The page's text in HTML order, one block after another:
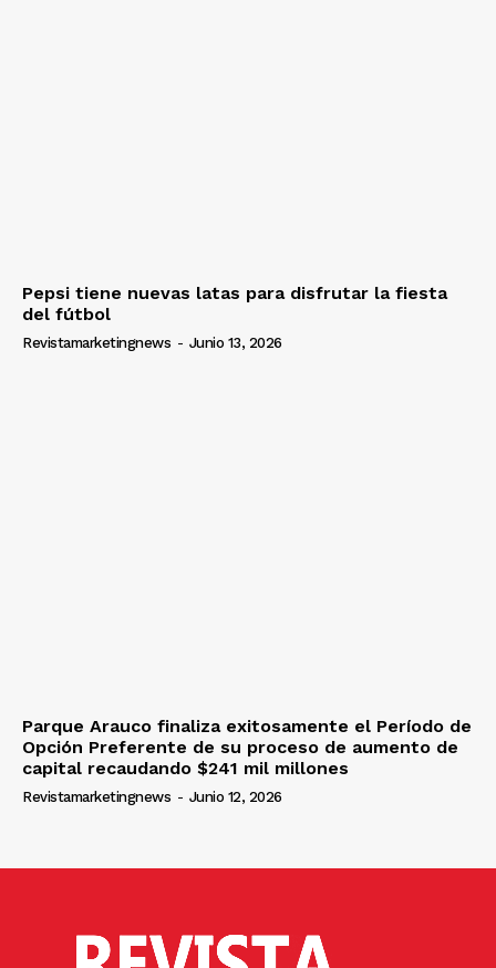
Pepsi tiene nuevas latas para disfrutar la fiesta
del fútbol
Revistamarketingnews - Junio 13, 2026
Parque Arauco finaliza exitosamente el Período de
Opción Preferente de su proceso de aumento de
capital recaudando $241 mil millones
Revistamarketingnews - Junio 12, 2026